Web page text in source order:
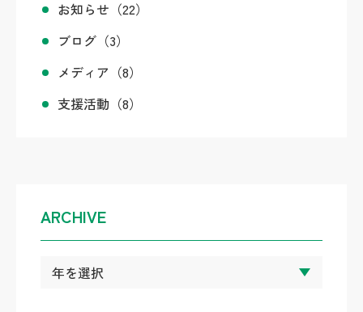
お知らせ （22）
ブログ （3）
メディア （8）
支援活動 （8）
ARCHIVE